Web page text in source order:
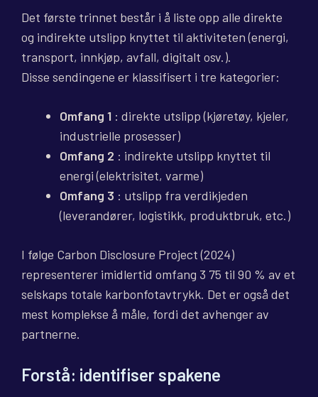
Det første trinnet består i å liste opp alle direkte
og indirekte utslipp knyttet til aktiviteten (energi,
transport, innkjøp, avfall, digitalt osv.).
Disse sendingene er klassifisert i tre kategorier:
Omfang 1 : direkte utslipp (kjøretøy, kjeler,
industrielle prosesser)
Omfang 2 : indirekte utslipp knyttet til
energi (elektrisitet, varme)
Omfang 3 : utslipp fra verdikjeden
(leverandører, logistikk, produktbruk, etc.)
I følge Carbon Disclosure Project (2024)
representerer imidlertid omfang 3 75 til 90 % av et
selskaps totale karbonfotavtrykk. Det er også det
mest komplekse å måle, fordi det avhenger av
partnerne.
Forstå: identifiser spakene